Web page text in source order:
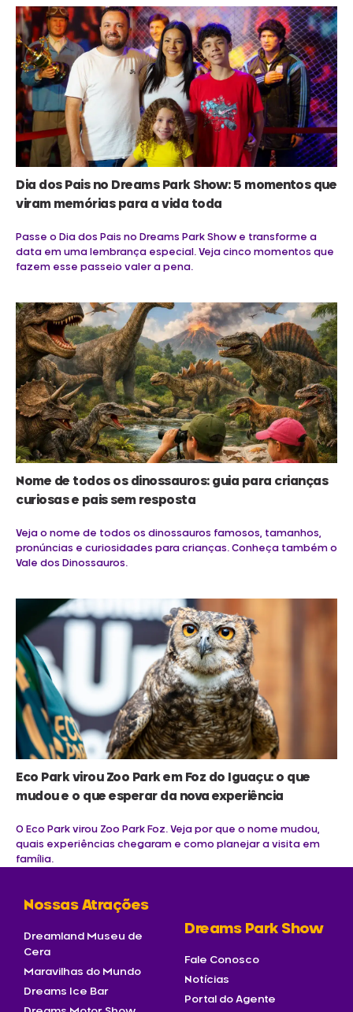
Dia dos Pais no Dreams Park Show: 5 momentos que
viram memórias para a vida toda
Passe o Dia dos Pais no Dreams Park Show e transforme a
data em uma lembrança especial. Veja cinco momentos que
fazem esse passeio valer a pena.
Nome de todos os dinossauros: guia para crianças
curiosas e pais sem resposta
Veja o nome de todos os dinossauros famosos, tamanhos,
pronúncias e curiosidades para crianças. Conheça também o
Vale dos Dinossauros.
Eco Park virou Zoo Park em Foz do Iguaçu: o que
mudou e o que esperar da nova experiência
O Eco Park virou Zoo Park Foz. Veja por que o nome mudou,
quais experiências chegaram e como planejar a visita em
família.
Nossas Atrações
Dreamland Museu de
Cera
Maravilhas do Mundo
Dreams Ice Bar
Dreams Park Show
Fale Conosco
Notícias
Portal do Agente